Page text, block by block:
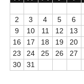
アフターケア
洗浄用用品
スタジオ用品
2
3 4 5 6
9
10 11 12 13
16
17 18 19 20
23
24 25 26 27
30
31